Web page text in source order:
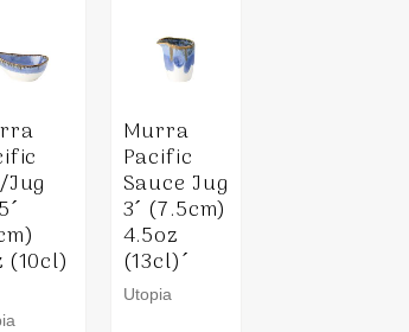
Jug
(10cl)
Murra
Pacific
Sauce Jug
3´ (7.5cm)
4.5oz
(13cl)´
Utopia